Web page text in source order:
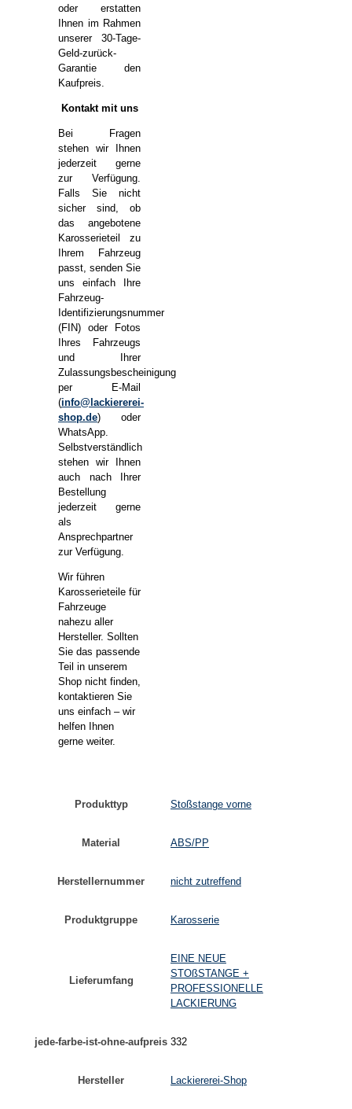
oder erstatten
Ihnen im Rahmen
unserer 30-Tage-
Geld-zurück-
Garantie den
Kaufpreis.
Kontakt mit uns
Bei Fragen
stehen wir Ihnen
jederzeit gerne
zur Verfügung.
Falls Sie nicht
sicher sind, ob
das angebotene
Karosserieteil zu
Ihrem Fahrzeug
passt, senden Sie
uns einfach Ihre
Fahrzeug-
Identifizierungsnummer
(FIN) oder Fotos
Ihres Fahrzeugs
und Ihrer
Zulassungsbescheinigung
per E-Mail
(info@lackiererei-
shop.de) oder
WhatsApp.
Selbstverständlich
stehen wir Ihnen
auch nach Ihrer
Bestellung
jederzeit gerne
als
Ansprechpartner
zur Verfügung.
Wir führen
Karosserieteile für
Fahrzeuge
nahezu aller
Hersteller. Sollten
Sie das passende
Teil in unserem
Shop nicht finden,
kontaktieren Sie
uns einfach – wir
helfen Ihnen
gerne weiter.
Produkttyp Stoßstange vorne
Material ABS/PP
Herstellernummer nicht zutreffend
Produktgruppe Karosserie
Lieferumfang
EINE NEUE
STOßSTANGE +
PROFESSIONELLE
LACKIERUNG
jede-farbe-ist-ohne-aufpreis 332
Hersteller Lackiererei-Shop